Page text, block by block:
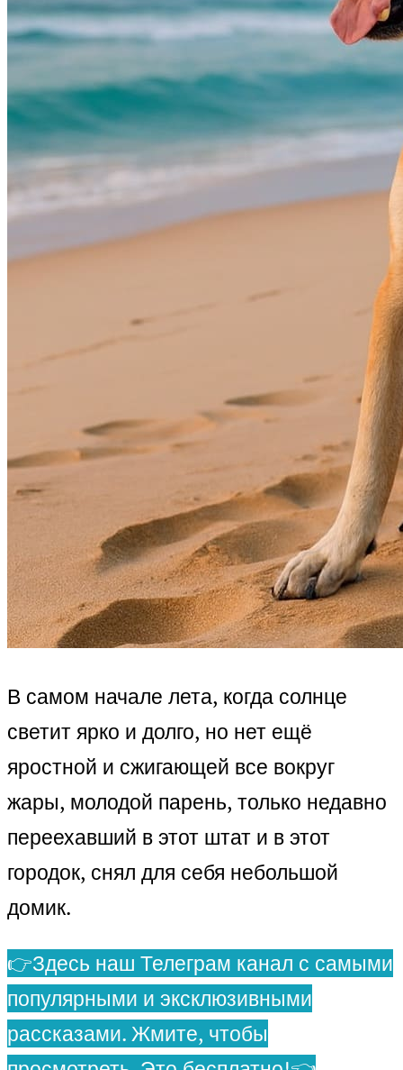
В самом начале лета, когда солнце
светит ярко и долго, но нет ещё
яростной и сжигающей все вокруг
жары, молодой парень, только недавно
переехавший в этот штат и в этот
городок, снял для себя небольшой
домик.
👉Здесь наш Телеграм канал с самыми
популярными и эксклюзивными
рассказами. Жмите, чтобы